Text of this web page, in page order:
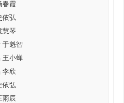
春霞
依弘
慧琴
于魁智
王小蝉
李欣
依弘
雨辰